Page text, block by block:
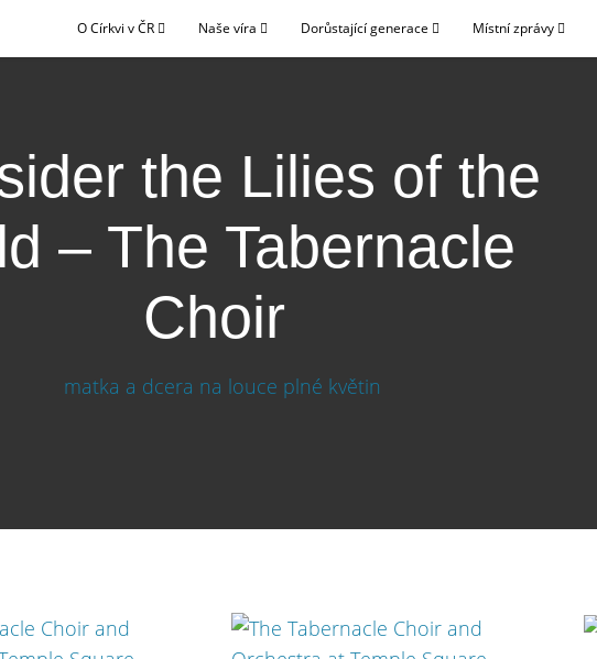
O Církvi v ČR Naše víra Dorůstající generace Místní zprávy
the Lilies of the
– The Tabernacle
Choir